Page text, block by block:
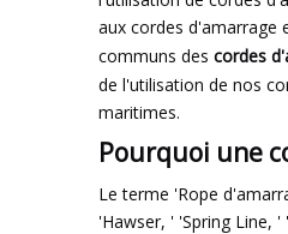
aux cordes d'amarrage
communs des cordes
de l'utilisation de nos
maritimes.
Pourquoi une
Le terme 'Rope
'Hawser, ' 'Spring Line,